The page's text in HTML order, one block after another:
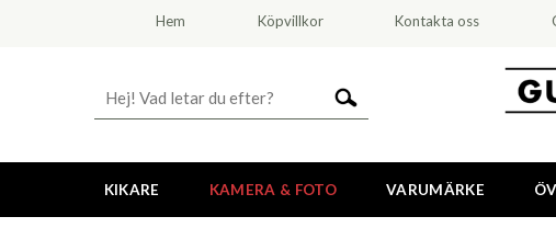
Hem Köpvillkor Kontakta oss
KIKARE KAMERA & FOTO VARUMÄRKE